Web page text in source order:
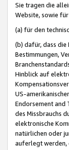
Sie tragen die
Website, sowie
(a) für den
(b) dafür, dass
Bestimmungen,
Hinblick auf
US-
Endorsement and
des Missbrauchs
elektronische
natürlichen oder
auferlegt werden,